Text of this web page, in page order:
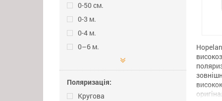
0-50 см.
0-3 м.
0-4 м.
0–6 м.
Поляризація:
Кругова